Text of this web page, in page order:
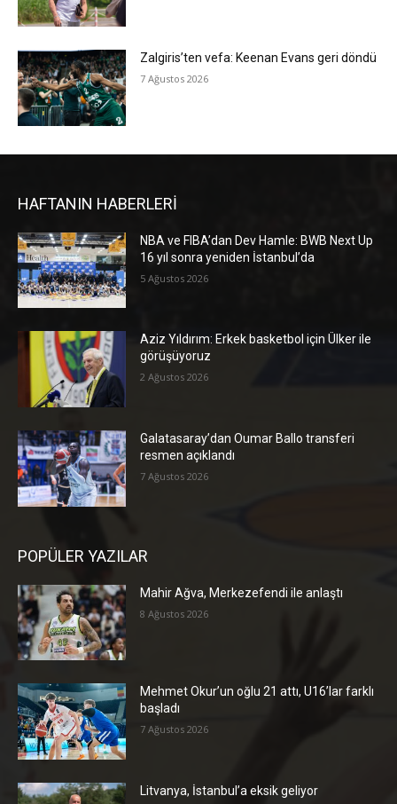
Zalgiris’ten vefa: Keenan Evans geri döndü
7 Ağustos 2026
HAFTANIN HABERLERİ
NBA ve FIBA’dan Dev Hamle: BWB Next Up
16 yıl sonra yeniden İstanbul’da
5 Ağustos 2026
Aziz Yıldırım: Erkek basketbol için Ülker ile
görüşüyoruz
2 Ağustos 2026
Galatasaray’dan Oumar Ballo transferi
resmen açıklandı
7 Ağustos 2026
POPÜLER YAZILAR
Mahir Ağva, Merkezefendi ile anlaştı
8 Ağustos 2026
Mehmet Okur’un oğlu 21 attı, U16’lar farklı
başladı
7 Ağustos 2026
Litvanya, İstanbul’a eksik geliyor